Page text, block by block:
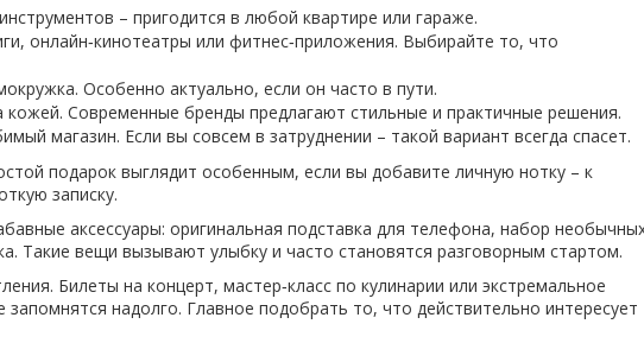
– пригодится в любой квартире или гараже.
онлайн‑кинотеатры или фитнес‑приложения. Выбирайте то, что
Особенно актуально, если он часто в пути.
кожей. Современные бренды предлагают стильные и практичные решения.
магазин. Если вы совсем в затруднении – такой вариант всегда спасет.
подарок выглядит особенным, если вы добавите личную нотку – к
записку.
аксессуары: оригинальная подставка для телефона, набор
Такие вещи вызывают улыбку и часто становятся разговорным стартом.
Билеты на концерт, мастер‑класс по кулинарии или экстремальное
надолго. Главное подобрать то, что действительно интересует